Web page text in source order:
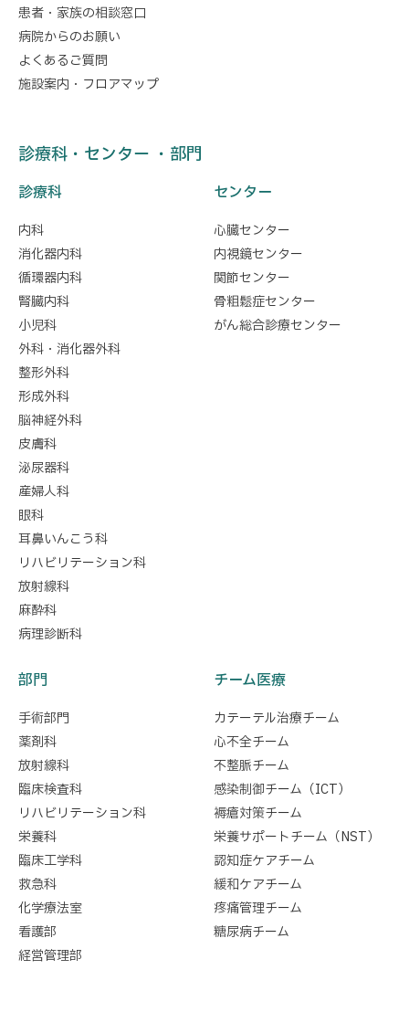
患者・家族の相談窓口
病院からのお願い
よくあるご質問
施設案内・フロアマップ
診療科・センター ・部門
診療科
内科
消化器内科
循環器内科
腎臓内科
小児科
外科・消化器外科
整形外科
形成外科
脳神経外科
皮膚科
泌尿器科
産婦人科
眼科
耳鼻いんこう科
リハビリテーション科
放射線科
麻酔科
病理診断科
センター
心臓センター
内視鏡センター
関節センター
骨粗鬆症センター
がん総合診療センター
部門
手術部門
薬剤科
放射線科
臨床検査科
リハビリテーション科
栄養科
臨床工学科
救急科
化学療法室
看護部
経営管理部
チーム医療
カテーテル治療チーム
心不全チーム
不整脈チーム
感染制御チーム（ICT）
褥瘡対策チーム
栄養サポートチーム（NST）
認知症ケアチーム
緩和ケアチーム
疼痛管理チーム
糖尿病チーム